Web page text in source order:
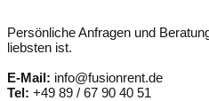
Persönliche Anfragen und
liebsten ist.
E-Mail: info@fusionrent.de
Tel: +49 89 / 67 90 40 51